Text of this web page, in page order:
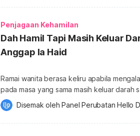
menyebabkan komplikasi kepada ibu dan
Penjagaan Kehamilan
Dah Hamil Tapi Masih Keluar
Anggap Ia Haid
Ramai wanita berasa keliru apabila
pada masa yang sama masih keluar darah
menimbulkan persoalan sama ada mereka
mengalami haid seperti biasa. Hakikatnya,
bukanlah sesuatu yang boleh berlaku
Disemak oleh Panel Perubatan Hello